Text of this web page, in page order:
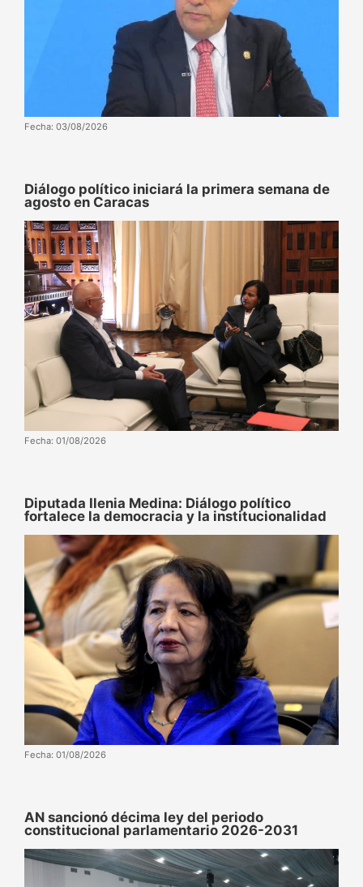
Fecha: 03/08/2026
Diálogo político iniciará la primera semana de
agosto en Caracas
Fecha: 01/08/2026
Diputada Ilenia Medina: Diálogo político
fortalece la democracia y la institucionalidad
Fecha: 01/08/2026
AN sancionó décima ley del periodo
constitucional parlamentario 2026-2031